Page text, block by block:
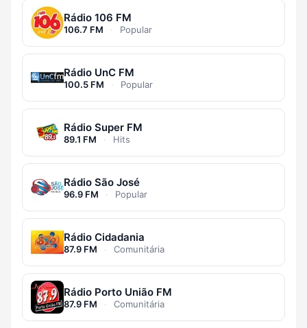
Rádio 106 FM
106.7 FM · Popular
Rádio UnC FM
100.5 FM · Popular
Rádio Super FM
89.1 FM · Hits
Rádio São José
96.9 FM · Popular
Rádio Cidadania
87.9 FM · Comunitária
Rádio Porto União FM
87.9 FM · Comunitária